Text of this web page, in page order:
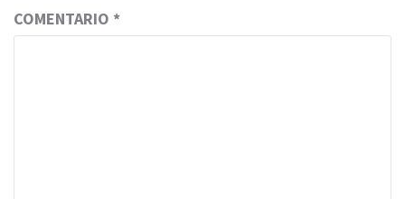
COMENTARIO *